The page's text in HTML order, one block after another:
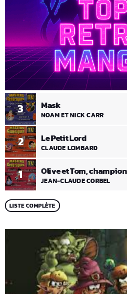
1 Olive et Tom,
JEAN-CLAUDE CORBEL
2 Le Petit Lord
CLAUDE LOMBARD
3 Mask
NOAM ET NICK CARR
LISTE COMPLÈTE